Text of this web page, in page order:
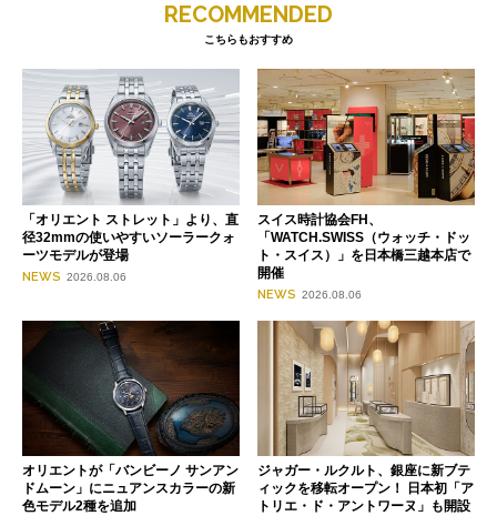
RECOMMENDED
こちらもおすすめ
「オリエント ストレット」より、直
径32mmの使いやすいソーラークォ
ーツモデルが登場
NEWS 2026.08.06
スイス時計協会FH、
「WATCH.SWISS（ウォッチ・ドッ
ト・スイス）」を日本橋三越本店で
開催
NEWS 2026.08.06
オリエントが「バンビーノ サンアン
ドムーン」にニュアンスカラーの新
色モデル2種を追加
ジャガー・ルクルト、銀座に新ブテ
ィックを移転オープン！ 日本初「ア
トリエ・ド・アントワーヌ」も開設